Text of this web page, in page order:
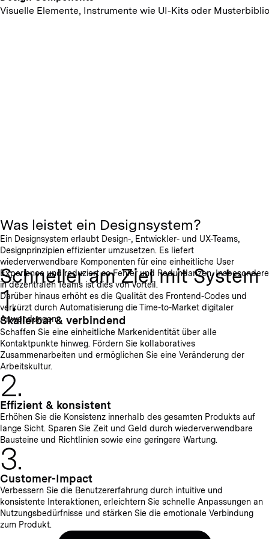
Visuelle Elemente, Instrumente wie UI-Kits oder
Was leistet ein Designsystem?
Ein Designsystem erlaubt Design-, Entwickler- und UX-Teams,
Designprinzipien effizienter umzusetzen. Es liefert
wiederverwendbare Komponenten für eine einheitliche User
Experience und reduziert so Fehler und Redundanzen. Insbesondere
in dezentralen Teams ist dies von Vorteil.
Darüber hinaus erhöht es die Qualität des Frontend-Codes und
verkürzt durch Automatisierung die Time-to-Market digitaler
Anwendungen.
Schneller am Ziel mit System
Skalierbar & verbindend
Schaffen Sie eine einheitliche Markenidentität über alle
Kontaktpunkte hinweg. Fördern Sie kollaboratives
Zusammenarbeiten und ermöglichen Sie eine Veränderung der
Arbeitskultur.
Effizient & konsistent
Erhöhen Sie die Konsistenz innerhalb des gesamten Produkts auf
lange Sicht. Sparen Sie Zeit und Geld durch wiederverwendbare
Bausteine und Richtlinien sowie eine geringere Wartung.
Customer-Impact
Verbessern Sie die Benutzererfahrung durch intuitive und
konsistente Interaktionen, erleichtern Sie schnelle Anpassungen an
Nutzungsbedürfnisse und stärken Sie die emotionale Verbindung
zum Produkt.